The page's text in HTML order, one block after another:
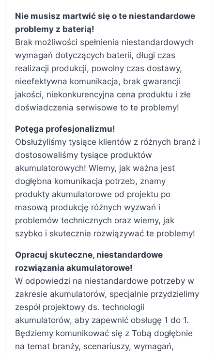
Nie musisz martwić się o te niestandardowe
problemy z baterią!
Brak możliwości spełnienia niestandardowych
wymagań dotyczących baterii, długi czas
realizacji produkcji, powolny czas dostawy,
nieefektywna komunikacja, brak gwarancji
jakości, niekonkurencyjna cena produktu i złe
doświadczenia serwisowe to te problemy!
Potęga profesjonalizmu!
Obsłużyliśmy tysiące klientów z różnych branż i
dostosowaliśmy tysiące produktów
akumulatorowych! Wiemy, jak ważna jest
dogłębna komunikacja potrzeb, znamy
produkty akumulatorowe od projektu po
masową produkcję różnych wyzwań i
problemów technicznych oraz wiemy, jak
szybko i skutecznie rozwiązywać te problemy!
Opracuj skuteczne, niestandardowe
rozwiązania akumulatorowe!
W odpowiedzi na niestandardowe potrzeby w
zakresie akumulatorów, specjalnie przydzielimy
zespół projektowy ds. technologii
akumulatorów, aby zapewnić obsługę 1 do 1.
Będziemy komunikować się z Tobą dogłębnie
na temat branży, scenariuszy, wymagań,